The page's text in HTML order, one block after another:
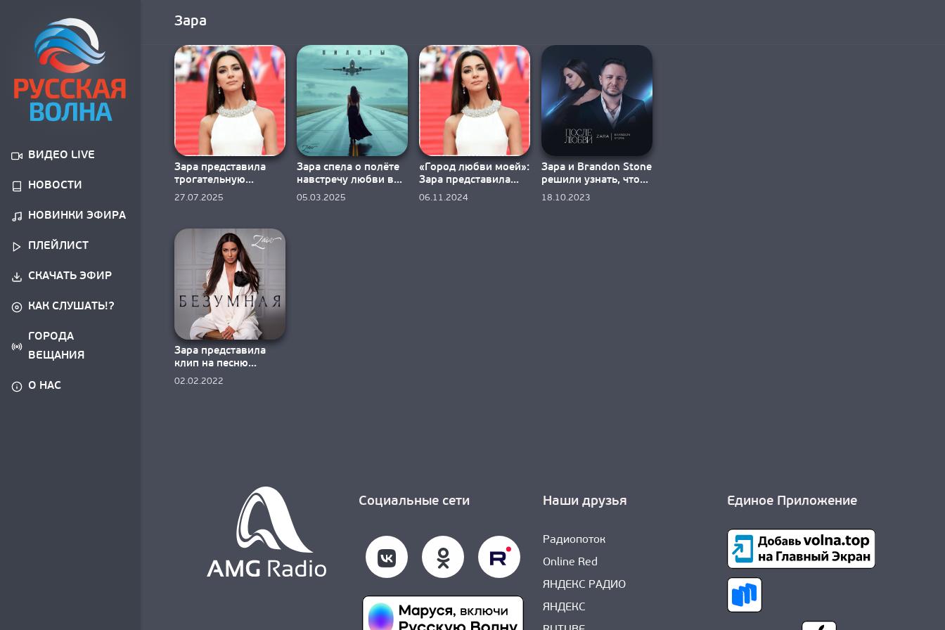
ВИДЕО LIVE
НОВОСТИ
НОВИНКИ ЭФИРА
ПЛЕЙЛИСТ
СКАЧАТЬ ЭФИР
КАК СЛУШАТЬ!?
ГОРОДА
ВЕЩАНИЯ
О НАС
Зара
Зара представила
трогательную
новинку «Для вас я
27.07.2025
Зара спела о полёте
навстречу любви в
композиции
05.03.2025
«Город любви моей»:
Зара представила
новинку
06.11.2024
Зара и Brandon Stone
решили узнать, что
будет после любви
18.10.2023
Зара представила
клип на песню
Безумная
02.02.2022
Социальные сети Наши друзья
Радиопоток
Online Red
ЯНДЕКС РАДИО
ЯНДЕКС
Единое Приложение